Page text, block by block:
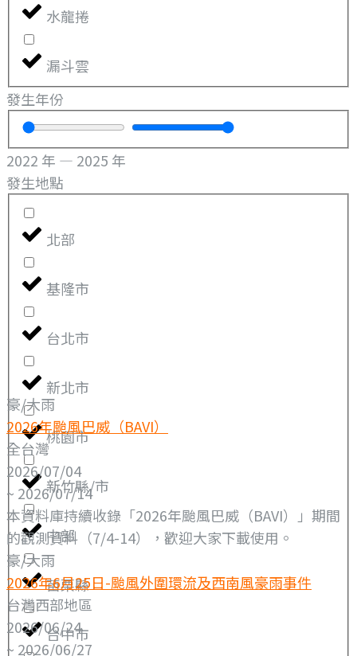
水龍捲
漏斗雲
發生年份
2022 年 — 2025 年
發生地點
北部
基隆市
台北市
新北市
桃園市
新竹縣/市
中部
苗栗縣
台中市
豪/大雨
2026年颱風巴威（BAVI）
全台灣
2026/07/04
~ 2026/07/14
本資料庫持續收錄「2026年颱風巴威（BAVI）」期間
的觀測資料（7/4-14），歡迎大家下載使用。
豪/大雨
2026年6月25日-颱風外圍環流及西南風豪雨事件
台灣西部地區
2026/06/24
~ 2026/06/27